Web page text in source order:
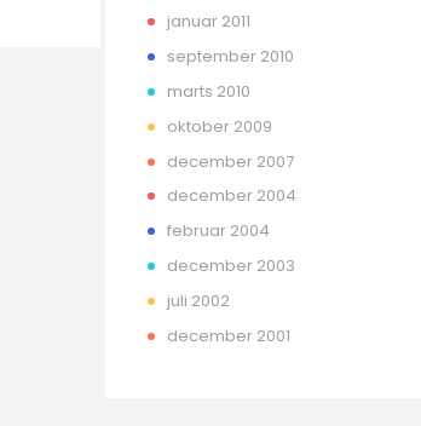
januar 2011
september 2010
marts 2010
oktober 2009
december 2007
december 2004
februar 2004
december 2003
juli 2002
december 2001